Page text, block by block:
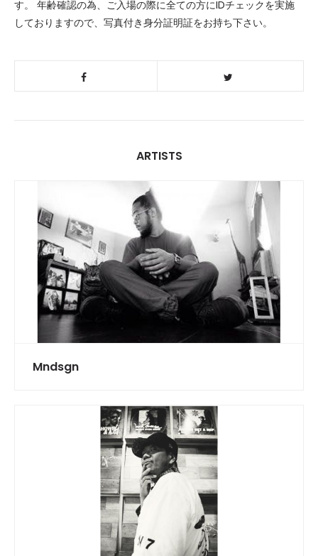
す。 年齢確認の為、ご入場の際に全ての方にIDチェックを実施
しておりますので、写真付き身分証明証をお持ち下さい。
ARTISTS
Mndsgn